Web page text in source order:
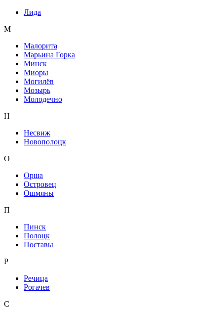
Лида
М
Малорита
Марьина Горка
Минск
Миоры
Могилёв
Мозырь
Молодечно
Н
Несвиж
Новополоцк
О
Орша
Островец
Ошмяны
П
Пинск
Полоцк
Поставы
Р
Речица
Рогачев
С